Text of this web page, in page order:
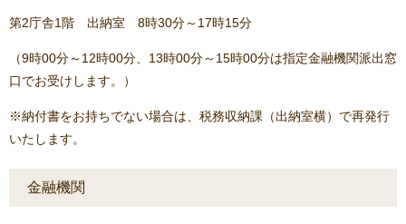
第2庁舎1階 出納室 8時30分～17時15分
（9時00分～12時00分、13時00分～15時00分は指定金融機関派出窓
口でお受けします。）
※納付書をお持ちでない場合は、税務収納課（出納室横）で再発行
いたします。
金融機関